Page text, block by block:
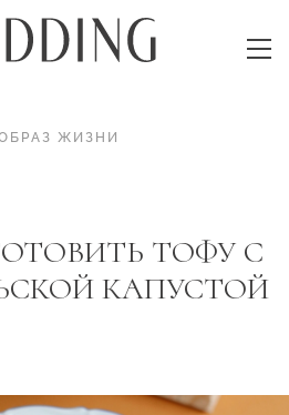
ЖИЗНИ
ТОФУ С
КАПУСТОЙ